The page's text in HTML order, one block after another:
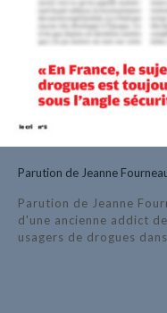
Parution de Jeanne
Parution de Jeanne
d'une ancienne addict
usagers de drogues